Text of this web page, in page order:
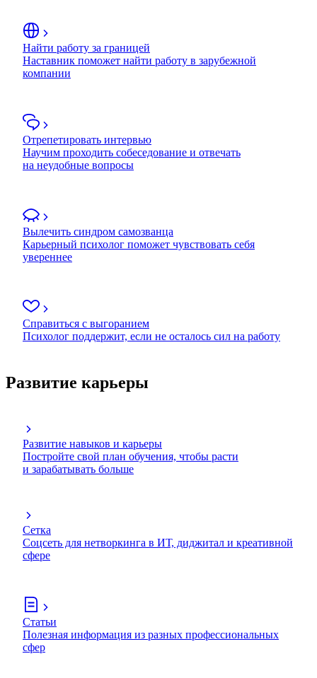
Найти работу за границей
Наставник поможет найти работу в зарубежной
компании
Отрепетировать интервью
Научим проходить собеседование и отвечать
на неудобные вопросы
Вылечить синдром самозванца
Карьерный психолог поможет чувствовать себя
увереннее
Справиться с выгоранием
Психолог поддержит, если не осталось сил на работу
Развитие карьеры
Развитие навыков и карьеры
Постройте свой план обучения, чтобы расти
и зарабатывать больше
Сетка
Соцсеть для нетворкинга в ИТ, диджитал и креативной
сфере
Статьи
Полезная информация из разных профессиональных
сфер